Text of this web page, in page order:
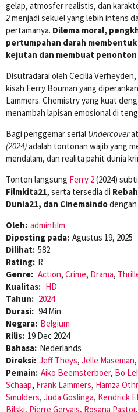
gelap, atmosfer realistis, dan
2menjadi sekuel yang lebih intens
pertamanya. Dilema moral,
pertumpahan darah
kejutan dan membuat
Disutradarai oleh Cecilia
kisah Ferry Bouman yang
Lammers. Chemistry yang kuat
menambah lapisan emosional di
Bagi penggemar serial Undercover
(2024)adalah tontonan wajib yang
mendalam, dan realita pahit dunia
Tonton langsung Ferry 2(2024)
Filmkita21, serta tersedia di
Dunia21, dan Cinemaindo
Oleh: adminfilm
Diposting pada: Agustus 19, 2025
Dilihat: 582
Rating: R
Genre: Action, Crime, Drama,
Kualitas: HD
Tahun: 2024
Durasi: 94 Min
Negara: Belgium
Rilis: 19 Dec 2024
Bahasa: Nederlands
Direksi: Jeff Theys, Jelle Maseman,
Pemain: Aiko Beemsterboer, Bo
Schaap, Frank Lammers, Hamza
Smulders, Juda Goslinga, Kendrick
Bilski, Pierre Gervais, Rosana Pastor,